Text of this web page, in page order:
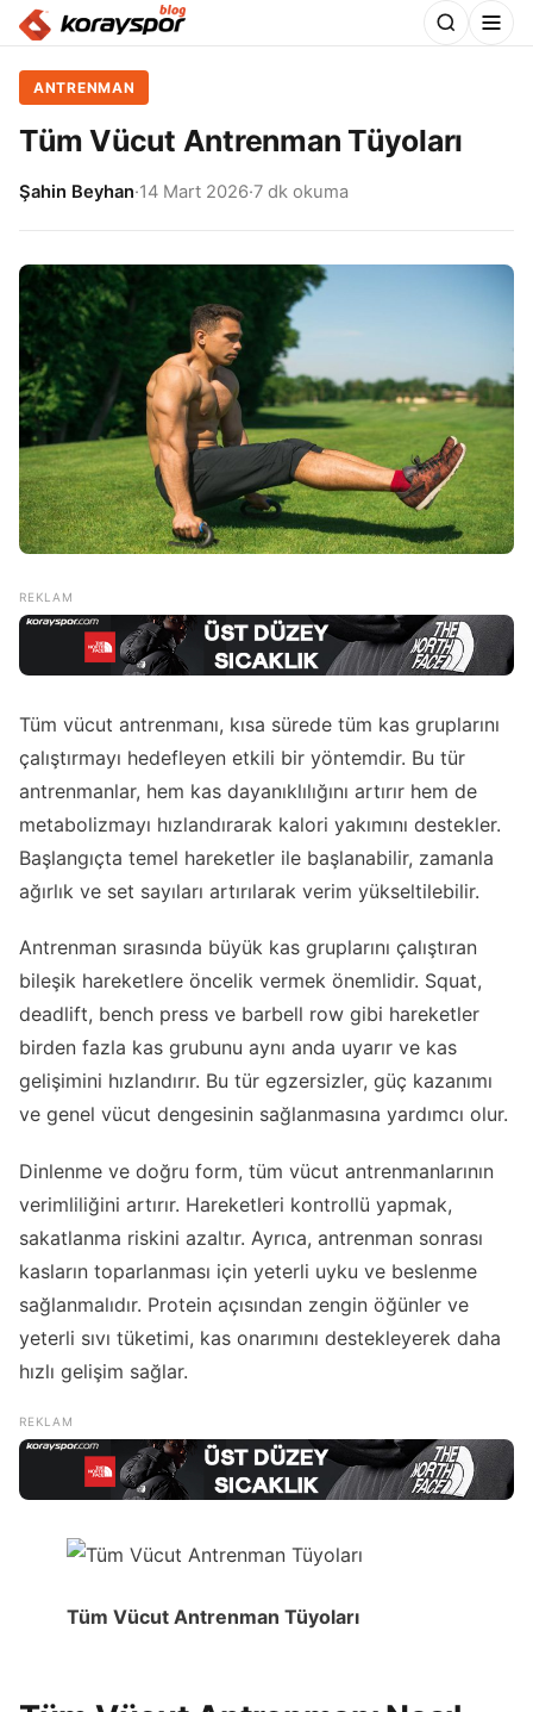
ANTRENMAN
Tüm Vücut Antrenman Tüyoları
Şahin Beyhan·14 Mart 2026·7 dk okuma
Tüm vücut antrenmanı, kısa sürede tüm kas gruplarını
çalıştırmayı hedefleyen etkili bir yöntemdir. Bu tür
antrenmanlar, hem kas dayanıklılığını artırır hem de
metabolizmayı hızlandırarak kalori yakımını destekler.
Başlangıçta temel hareketler ile başlanabilir, zamanla
ağırlık ve set sayıları artırılarak verim yükseltilebilir.
Antrenman sırasında büyük kas gruplarını çalıştıran
bileşik hareketlere öncelik vermek önemlidir. Squat,
deadlift, bench press ve barbell row gibi hareketler
birden fazla kas grubunu aynı anda uyarır ve kas
gelişimini hızlandırır. Bu tür egzersizler, güç kazanımı
ve genel vücut dengesinin sağlanmasına yardımcı olur.
Dinlenme ve doğru form, tüm vücut antrenmanlarının
verimliliğini artırır. Hareketleri kontrollü yapmak,
sakatlanma riskini azaltır. Ayrıca, antrenman sonrası
kasların toparlanması için yeterli uyku ve beslenme
sağlanmalıdır. Protein açısından zengin öğünler ve
yeterli sıvı tüketimi, kas onarımını destekleyerek daha
hızlı gelişim sağlar.
Tüm Vücut Antrenman Tüyoları